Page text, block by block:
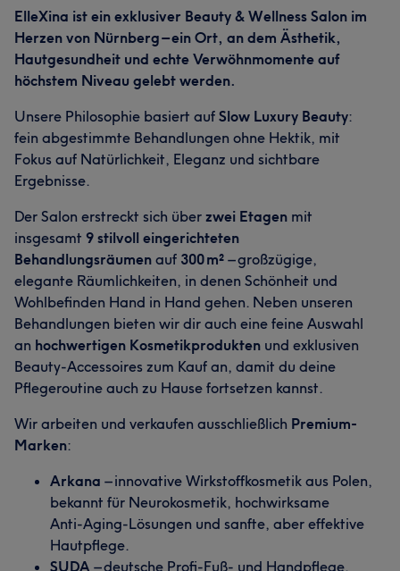
ElleXina ist ein exklusiver Beauty & Wellness Salon im
Herzen von Nürnberg – ein Ort, an dem Ästhetik,
Hautgesundheit und echte Verwöhnmomente auf
höchstem Niveau gelebt werden.
Unsere Philosophie basiert auf Slow Luxury Beauty:
fein abgestimmte Behandlungen ohne Hektik, mit
Fokus auf Natürlichkeit, Eleganz und sichtbare
Ergebnisse.
Der Salon erstreckt sich über zwei Etagen mit
insgesamt 9 stilvoll eingerichteten
Behandlungsräumen auf 300 m² – großzügige,
elegante Räumlichkeiten, in denen Schönheit und
Wohlbefinden Hand in Hand gehen. Neben unseren
Behandlungen bieten wir dir auch eine feine Auswahl
an hochwertigen Kosmetikprodukten und exklusiven
Beauty‑Accessoires zum Kauf an, damit du deine
Pflegeroutine auch zu Hause fortsetzen kannst.
Wir arbeiten und verkaufen ausschließlich Premium-
Marken:
Arkana – innovative Wirkstoffkosmetik aus Polen,
bekannt für Neurokosmetik, hochwirksame
Anti‑Aging‑Lösungen und sanfte, aber effektive
Hautpflege.
SUDA – deutsche Profi‑Fuß‑ und Handpflege,